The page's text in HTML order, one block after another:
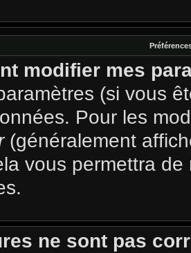
modifier mes
(si vous
Pour les
(généralement
vous permettra
ne sont pas